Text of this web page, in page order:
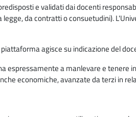
e validati dai docenti
da contratti o consuetudini).
agisce su indicazione del
a manlevare e tenere
economiche, avanzate da terzi in